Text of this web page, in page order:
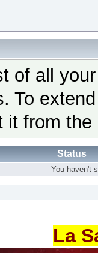
of all
To
it from
Status
You haven't
La